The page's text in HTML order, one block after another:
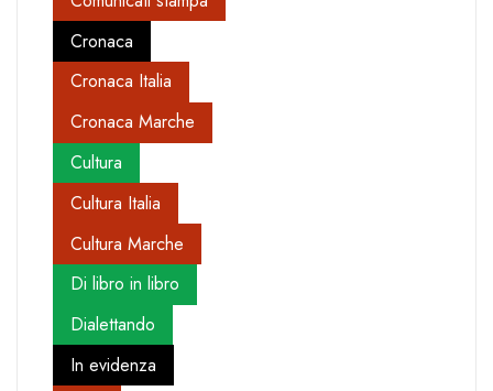
Cronaca
Cronaca Italia
Cronaca Marche
Cultura
Cultura Italia
Cultura Marche
Di libro in libro
Dialettando
In evidenza